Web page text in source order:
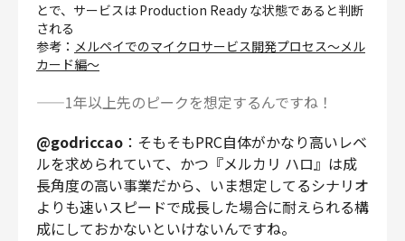
とで、サービスは Production Ready な状態であると判断
される
参考： メルペイでのマイクロサービス開発プロセス〜メル
カード編〜
——1年以上先のピークを想定するんですね！
@godriccao ：そもそもPRC自体がかなり高いレベ
ルを求められていて、かつ『メルカリ ハロ』は成
長角度の高い事業だから、いま想定してるシナリオ
よりも速いスピードで成長した場合に耐えられる構
成にしておかないといけないんですね。